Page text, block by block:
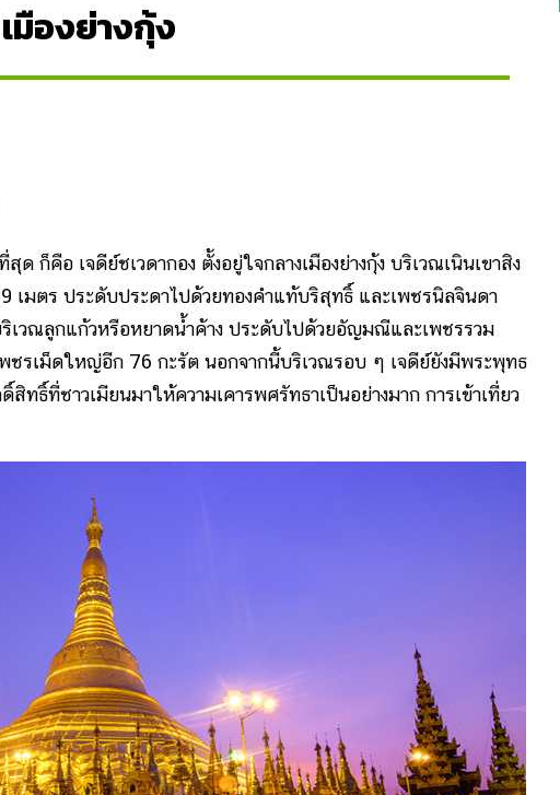
เมืองย่างกุ้ง
อ เจดีย์ชเวดากอง ตั้งอยู่ใจกลางเมืองย่างกุ้ง บริเวณเนินเขาสิง
เมตร ประดับประดาไปด้วยทองคำแท้บริสุทธิ์ และเพชรนิลจินดา
วณลูกแก้วหรือหยาดน้ำค้าง ประดับไปด้วยอัญมณีและเพชรรวม
รเม็ดใหญ่อีก 76 กะรัต นอกจากนี้บริเวณรอบ ๆ เจดีย์ยังมีพระพุทธ
ธิ์ที่ชาวเมียนมาให้ความเคารพศรัทธาเป็นอย่างมาก การเข้าเที่ยว